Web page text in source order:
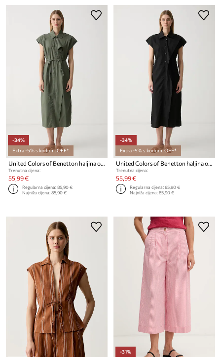
-34%
Extra -5% s kodom: OFF*
United Colors of Benetton haljina od pamuka
Trenutna cijena:
55,99 €
Regularna cijena:85,90 €
Najniža cijena:85,90 €
-34%
Extra -5% s kodom: OFF*
United Colors of Benetton haljina od pamuka
Trenutna cijena:
55,99 €
Regularna cijena:85,90 €
Najniža cijena:85,90 €
-31%